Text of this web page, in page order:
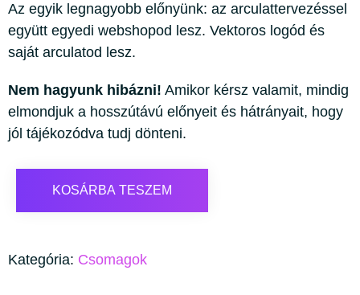
Az egyik legnagyobb előnyünk: az arculattervezéssel
együtt egyedi webshopod lesz. Vektoros logód és
saját arculatod lesz.
Nem hagyunk hibázni! Amikor kérsz valamit, mindig
elmondjuk a hosszútávú előnyeit és hátrányait, hogy
jól tájékozódva tudj dönteni.
KOSÁRBA TESZEM
Kategória: Csomagok